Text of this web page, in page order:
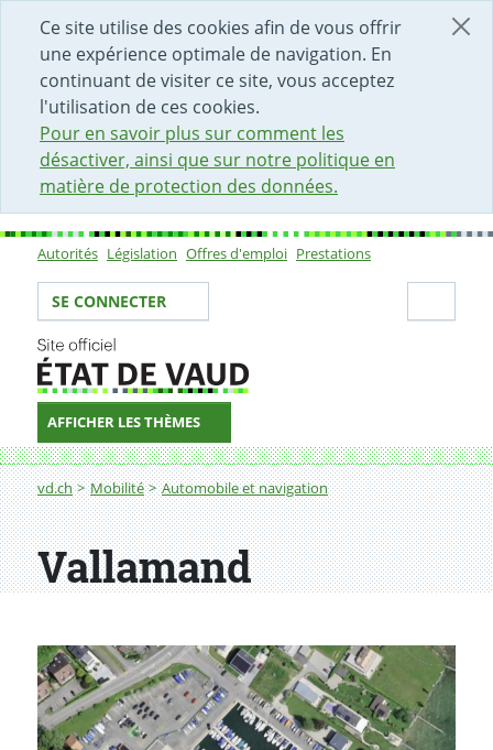
Ce site utilise des cookies afin de vous offrir
une expérience optimale de navigation. En
continuant de visiter ce site, vous acceptez
l'utilisation de ces cookies.
Pour en savoir plus sur comment les
désactiver, ainsi que sur notre politique en
matière de protection des données.
DÉBUT DU CONTENU DE LA PAGE
ACCÈS AU CHAMP DE RECHERCHE
PAGE D'ACCUEIL
FORMULAIRE DE CONTACT
Sous-navigation
Autorités Législation Offres d'emploi Prestations
Votre identité
SE CONNECTER
AFFICHER LES THÈMES
Fil d'Ariane
vd.ch Mobilité Automobile et navigation
Vallamand